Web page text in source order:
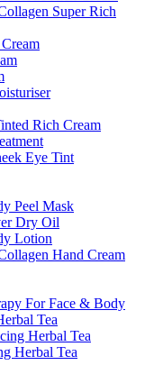
Super Rich
Rich Cream
Eye Tint
Peel Mask
Dry Oil
Lotion
Hand Cream
For Face & Body
Tea
Herbal Tea
Herbal Tea